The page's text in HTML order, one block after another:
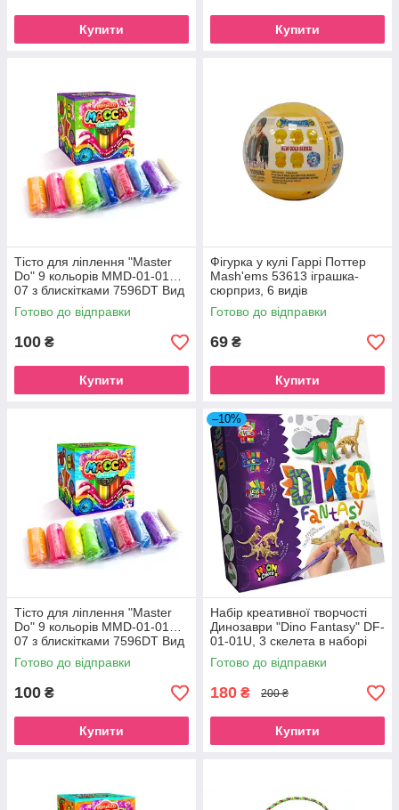
Купити Купити
Тісто для ліплення "Master
Do" 9 кольорів MMD-01-01…
07 з блискітками 7596DT Вид
2
Готово до відправки
100 ₴
Купити
Фігурка у кулі Гаррі Поттер
Mash'ems 53613 іграшка-
сюрприз, 6 видів
Готово до відправки
69 ₴
Купити
Тісто для ліплення "Master
Do" 9 кольорів MMD-01-01…
07 з блискітками 7596DT Вид
3
Готово до відправки
100 ₴
Купити
–10%
Набір креативної творчості
Динозаври "Dino Fantasy" DF-
01-01U, 3 скелета в наборі
Диметродон
Готово до відправки
180 ₴ 200 ₴
Купити